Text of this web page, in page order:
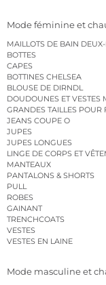
Mode féminine et
MAILLOTS DE BAIN
BOTTES
CAPES
BOTTINES CHELSEA
BLOUSE DE DIRNDL
DOUDOUNES ET VESTES
GRANDES TAILLES POUR
JEANS COUPE O
JUPES
JUPES LONGUES
LINGE DE CORPS ET
MANTEAUX
PANTALONS & SHORTS
PULL
ROBES
GAINANT
TRENCHCOATS
VESTES
VESTES EN LAINE
Mode masculine et